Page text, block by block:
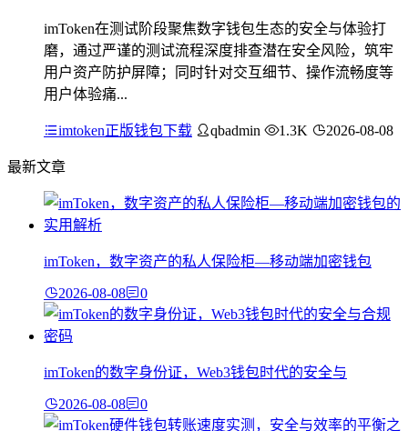
imToken在测试阶段聚焦数字钱包生态的安全与体验打
磨，通过严谨的测试流程深度排查潜在安全风险，筑牢
用户资产防护屏障；同时针对交互细节、操作流畅度等
用户体验痛...
imtoken正版钱包下载 qbadmin 1.3K 2026-08-08
最新文章
imToken，数字资产的私人保险柜—移动端加密钱包
2026-08-08 0
imToken的数字身份证，Web3钱包时代的安全与
2026-08-08 0